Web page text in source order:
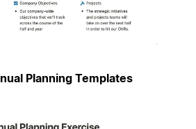
Planning Templates